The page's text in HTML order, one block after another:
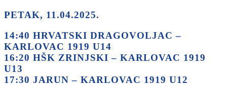
PETAK, 11.04.2025.
14:40 HRVATSKI DRAGOVOLJAC –
KARLOVAC 1919 U14
16:20 HŠK ZRINJSKI – KARLOVAC 1919
U13
17:30 JARUN – KARLOVAC 1919 U12